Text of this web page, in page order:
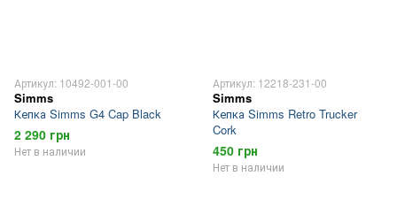
Артикул: 10492-001-00
Simms
Кепка Simms G4 Cap Black
2 290 грн
Нет в наличии
Артикул: 12218-231-00
Simms
Кепка Simms Retro Trucker
Cork
450 грн
Нет в наличии